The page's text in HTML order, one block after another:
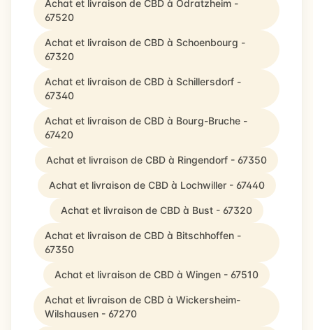
Achat et livraison de CBD à Odratzheim -
67520
Achat et livraison de CBD à Schoenbourg -
67320
Achat et livraison de CBD à Schillersdorf -
67340
Achat et livraison de CBD à Bourg-Bruche -
67420
Achat et livraison de CBD à Ringendorf - 67350
Achat et livraison de CBD à Lochwiller - 67440
Achat et livraison de CBD à Bust - 67320
Achat et livraison de CBD à Bitschhoffen -
67350
Achat et livraison de CBD à Wingen - 67510
Achat et livraison de CBD à Wickersheim-
Wilshausen - 67270